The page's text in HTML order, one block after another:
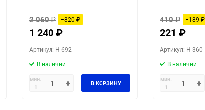
2 060 ₽ −820 ₽
1 240₽
Артикул: H-692
В наличии
мин.
1
В КОРЗИНУ
410 ₽ −189 ₽
221 ₽
Артикул: H-360
В наличии
мин.
1